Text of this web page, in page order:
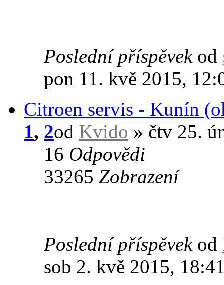
Poslední příspěvek od
pon 11. kvě 2015,
Citroen servis - Kunín
1, 2od Kvido » čtv 25.
16 Odpovědi
33265 Zobrazení
Poslední příspěvek od
sob 2. kvě 2015,